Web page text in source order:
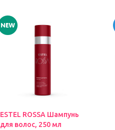
ESTEL ROSSA Шампунь
для волос, 250 мл